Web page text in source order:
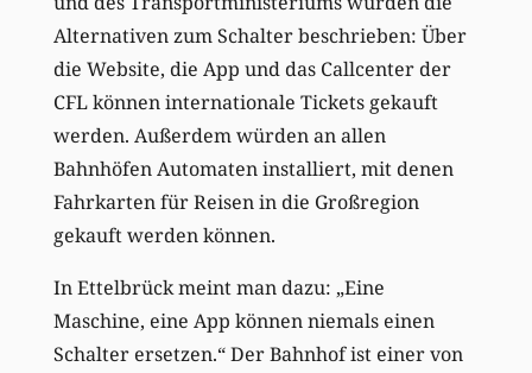
Alternativen zum Schalter beschrieben: Über
die Website, die App und das Callcenter der
CFL können internationale Tickets gekauft
werden. Außerdem würden an allen
Bahnhöfen Automaten installiert, mit denen
Fahrkarten für Reisen in die Großregion
gekauft werden können.
In Ettelbrück meint man dazu: „Eine
Maschine, eine App können niemals einen
Schalter ersetzen.“ Der Bahnhof ist einer von